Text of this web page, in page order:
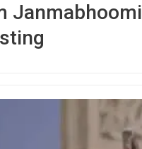
Janmabhoomi